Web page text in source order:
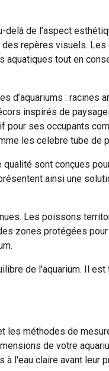
delà de l’aspect
repères visuels. Les
tout en
d’aquariums : racines
inspirés de
ses occupants
les celebre tube de
sont conçues
ainsi une
Les poissons
zones protégées
de l'aquarium. Il
les méthodes de
de votre
l'eau claire avant leur